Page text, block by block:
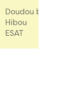
Doudou
Hibou
ESAT